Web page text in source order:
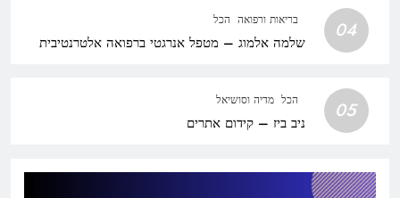
04 בריאות ורפואה הכל
שלמה אלמוג – מטפל אנרגטי ברפואה אלטרנטיבית
05 הכל מדיה וסושיאל
ניב ביז – קידום אתרים